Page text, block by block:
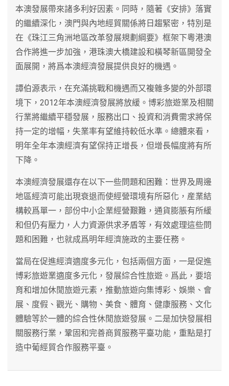
本澳發展帶來諸多利好因素。同時，隨著《安排》落實
的繼續深化，澳門與內地經貿關係將日趨緊密，特別是
在《珠江三角洲地區改革發展規劃綱要》框架下粵港澳
合作將進一步加強，港珠澳大橋建設和橫琴新區開發全
面展開，將爲本澳經濟發展提供良好的機遇。
譚伯源表示，在充滿挑戰和機遇而又複雜多變的外部環
境下，2012年本澳經濟發展將放緩。博彩旅遊業及相關
行業將繼續平穩發展，服務出口、投資和消費需求將保
持一定的增幅，失業率有望維持較低水準。總體來看，
明年全年本澳經濟有望保持正增長，但增長幅度將有所
下降。
本澳經濟發展還存在以下一些問題和困難：世界及周邊
地區經濟可能出現衰退而使經營環境有所惡化，産業結
構較爲單一，部份中小企業經營艱難，通貨膨脹有所緩
和但仍有壓力，人力資源供求矛盾等，有效處理這些問
題和困難，也就成爲明年經濟施政的主要任務。
當局在促進經濟適度多元化，包括兩個方面，一是促進
博彩旅遊業適度多元化，發展綜合性旅遊。爲此，要培
育和增加休閒旅遊元素，推動旅遊向集博彩、娛樂、會
展、度假、觀光、購物、美食、體育、健康服務、文化
體驗等於一體的綜合性休閒旅遊發展。二是加快發展相
關服務行業，鞏固和完善商貿服務平臺功能，重點是打
造中葡經貿合作服務平臺。